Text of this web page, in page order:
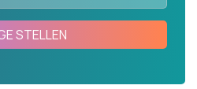
STELLEN